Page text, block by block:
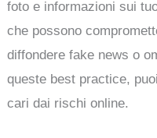
foto e informazioni sui
che possono
diffondere fake news o
queste best practice,
cari dai rischi online.